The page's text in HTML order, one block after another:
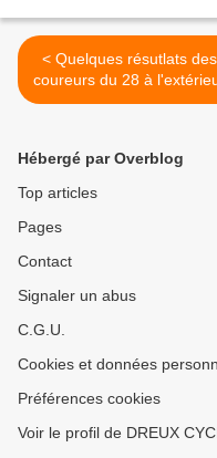
< Quelques résutlats des
coureurs du 28 à
Hébergé par Overblog
Top articles
Pages
Contact
Signaler un abus
C.G.U.
Cookies et données
Préférences cookies
Voir le profil de DREUX